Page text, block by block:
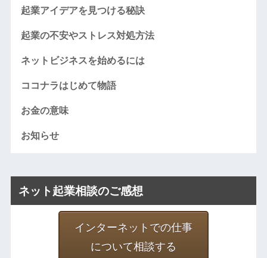
起業アイデアを見つける秘訣
起業の不安やストレス対処方法
ネットビジネスを始めるには
ココナラはじめて物語
お金の意味
お知らせ
ネット起業相談のご感想
インターネットでの仕事
について相談する